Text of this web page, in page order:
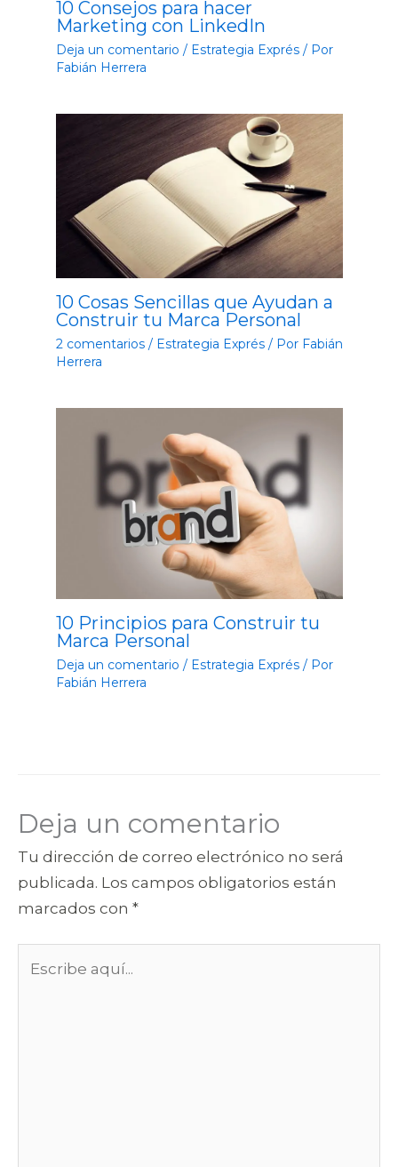
10 Consejos para hacer
Marketing con LinkedIn
Deja un comentario / Estrategia Exprés/ Por
Fabián Herrera
10 Cosas Sencillas que Ayudan a
Construir tu Marca Personal
2 comentarios / Estrategia Exprés/ Por Fabián
Herrera
10 Principios para Construir tu
Marca Personal
Deja un comentario / Estrategia Exprés/ Por
Fabián Herrera
Deja un comentario
Tu dirección de correo electrónico no será
publicada. Los campos obligatorios están
marcados con *